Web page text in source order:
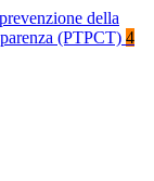
della
(PTPCT) 4